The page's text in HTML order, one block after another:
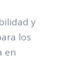
y
los
en